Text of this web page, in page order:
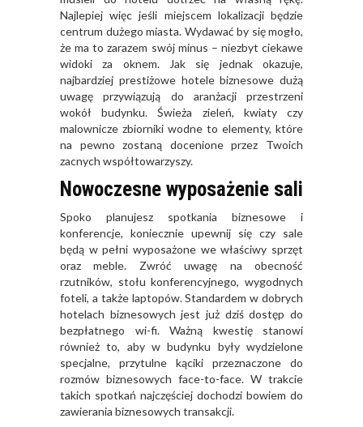
Najlepiej więc jeśli miejscem lokalizacji będzie
centrum dużego miasta. Wydawać by się mogło,
że ma to zarazem swój minus – niezbyt ciekawe
widoki za oknem. Jak się jednak okazuje,
najbardziej prestiżowe hotele biznesowe dużą
uwagę przywiązują do aranżacji przestrzeni
wokół budynku. Świeża zieleń, kwiaty czy
malownicze zbiorniki wodne to elementy, które
na pewno zostaną docenione przez Twoich
zacnych współtowarzyszy.
Nowoczesne wyposażenie sali
Spoko planujesz spotkania biznesowe i
konferencje, koniecznie upewnij się czy sale
będą w pełni wyposażone we właściwy sprzęt
oraz meble. Zwróć uwagę na obecność
rzutników, stołu konferencyjnego, wygodnych
foteli, a także laptopów. Standardem w dobrych
hotelach biznesowych jest już dziś dostęp do
bezpłatnego wi-fi. Ważną kwestię stanowi
również to, aby w budynku były wydzielone
specjalne, przytulne kąciki przeznaczone do
rozmów biznesowych face-to-face. W trakcie
takich spotkań najczęściej dochodzi bowiem do
zawierania biznesowych transakcji.